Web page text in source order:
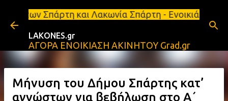
Μετάβαση στο κύριο περιεχόμενο
και Λακωνία Σπάρτη - Ενοικιάζεται
LAKONES.gr
ΑΓΟΡΑ ΕΝΟΙΚΙΑΣΗ ΑΚΙΝΗΤΟΥ Grad.gr
Μήνυση του Δήμου Σπάρτης κατ’
αγνώστων για βεβήλωση στο Α΄